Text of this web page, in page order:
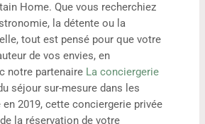
Home. Que vous recherchiez
la détente ou la
tout est pensé pour que votre
de vos envies, en
notre partenaire La conciergerie
séjour sur-mesure dans les
2019, cette conciergerie privée
la réservation de votre